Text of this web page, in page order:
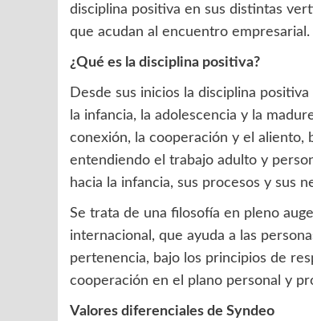
disciplina positiva en sus distintas
que acudan al encuentro empresarial.
¿Qué es la disciplina positiva?
Desde sus inicios la disciplina
la infancia, la adolescencia y la
conexión, la cooperación y el aliento,
entendiendo el trabajo adulto y
hacia la infancia, sus procesos y sus
Se trata de una filosofía en pleno
internacional, que ayuda a las
pertenencia, bajo los principios de
cooperación en el plano personal y
Valores diferenciales de Syndeo